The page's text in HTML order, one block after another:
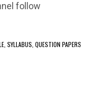
follow
SYLLABUS, QUESTION PAPERS